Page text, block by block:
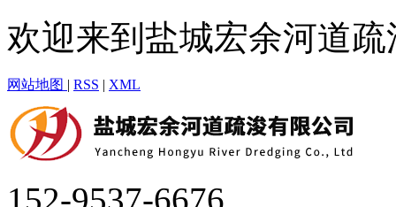
欢迎来到盐城宏余河道
网站地图 | RSS | XML